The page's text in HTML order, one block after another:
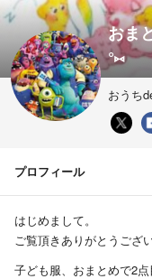
おま
°⑅
おうち
プロフィール
はじめまして。
ご覧頂きありがとうござ
子ども服、おまとめで2